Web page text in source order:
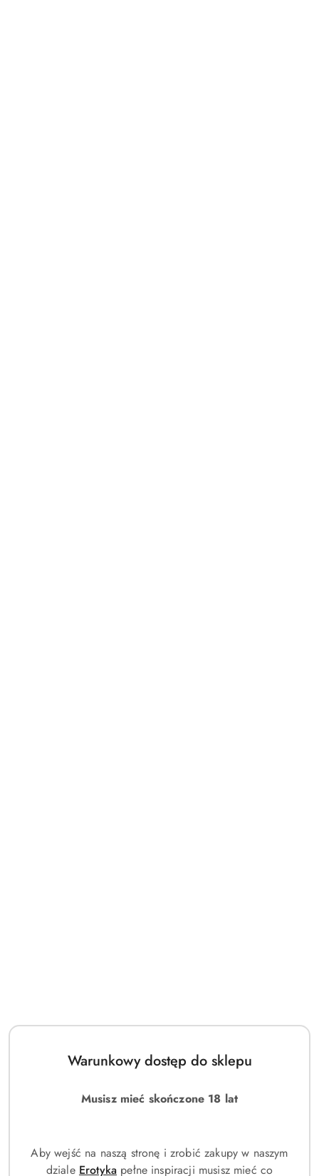
Warunkowy dostęp do sklepu
Musisz mieć skończone 18 lat
Aby wejść na naszą stronę i zrobić zakupy w naszym
dziale Erotyka pełne inspiracji musisz mieć co